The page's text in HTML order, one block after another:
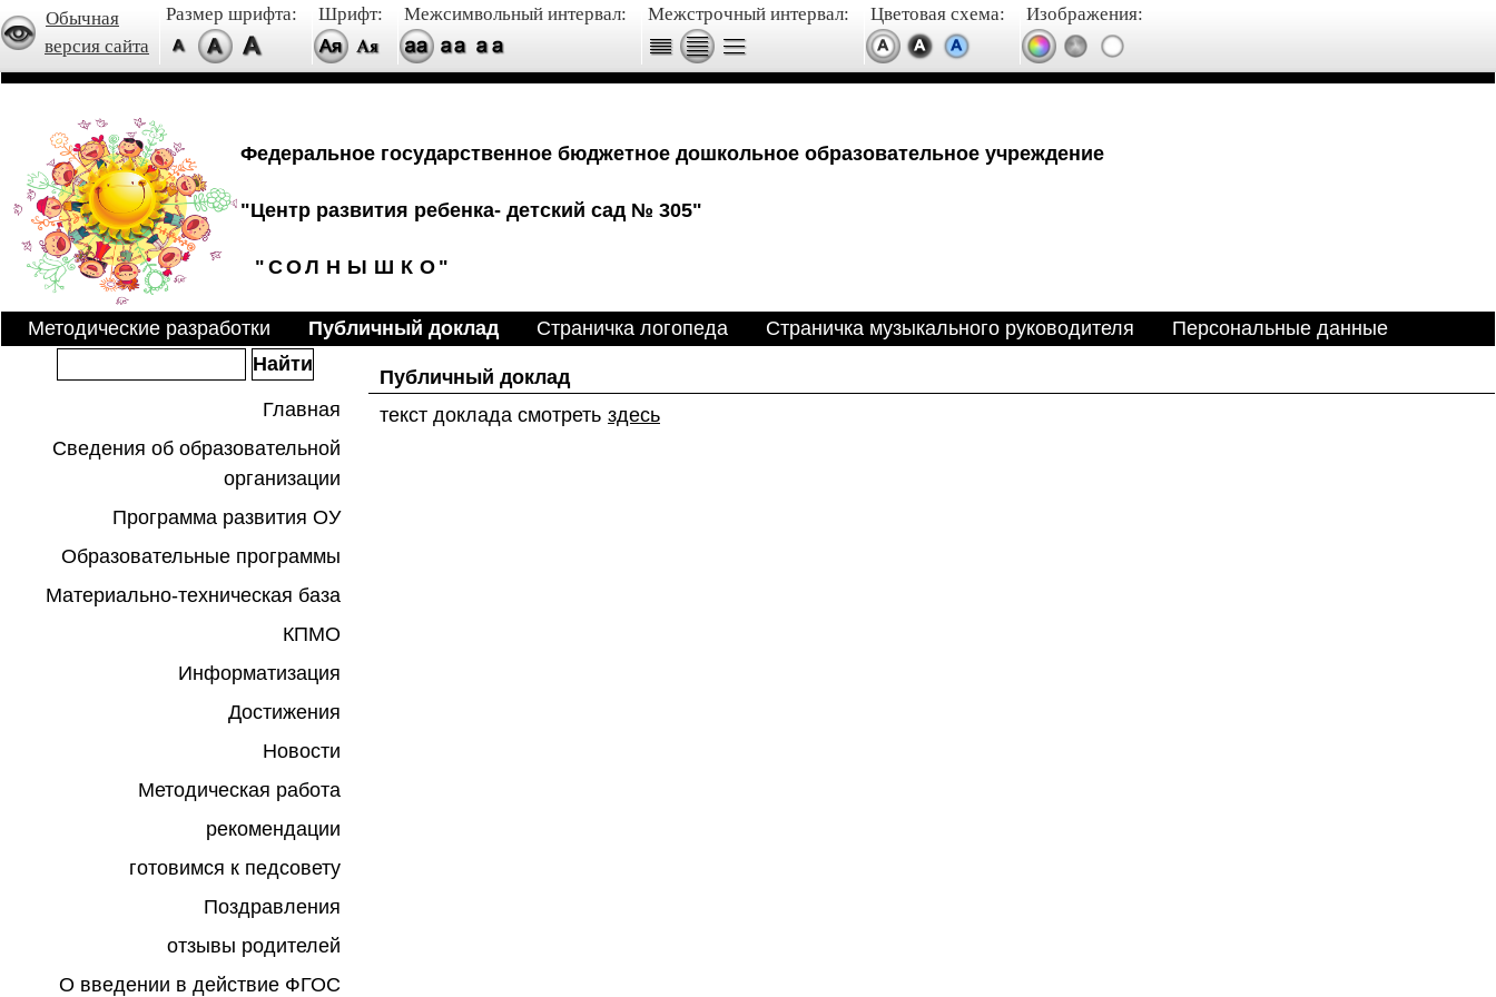
Обычная
версия сайта
Размер шрифта: Шрифт: Межсимвольный интервал: Межстрочный интервал: Цветовая схема: Изображения:
Федеральное государственное бюджетное дошкольное образовательное учреждение
"Центр развития ребенка- детский сад № 305"
" СОЛ Н Ы Ш К О "
Методические разработки Публичный доклад Страничка логопеда Страничка музыкального руководителя Персональные данные
Главная
Сведения об образовательной
организации
Программа развития ОУ
Образовательные программы
Материально-техническая база
КПМО
Информатизация
Достижения
Новости
Методическая работа
рекомендации
готовимся к педсовету
Поздравления
отзывы родителей
О введении в действие ФГОС
Публичный доклад
текст доклада смотреть здесь